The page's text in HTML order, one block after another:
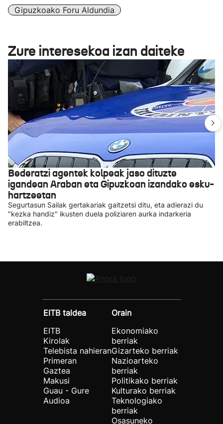
Gipuzkoako Foru Aldundia
Zure interesekoa izan daiteke
Bederatzi agentek kolpeak jaso dituzte
igandean Araban eta Gipuzkoan izandako esku-
hartzeetan
Segurtasun Sailak gertakariak gaitzetsi ditu, eta adierazi du
"kezka handiz" ikusten duela poliziaren aurka indarkeria
erabiltzea.
EITB taldea
EITB
Kirolak
Telebista nahieran
Primeran
Gaztea
Makusi
Guau - Gure
Audioa
Orain
Ekonomiako
berriak
Gizarteko berriak
Nazioarteko
berriak
Politikako berriak
Kulturako berriak
Teknologiako
berriak
Osasuneko